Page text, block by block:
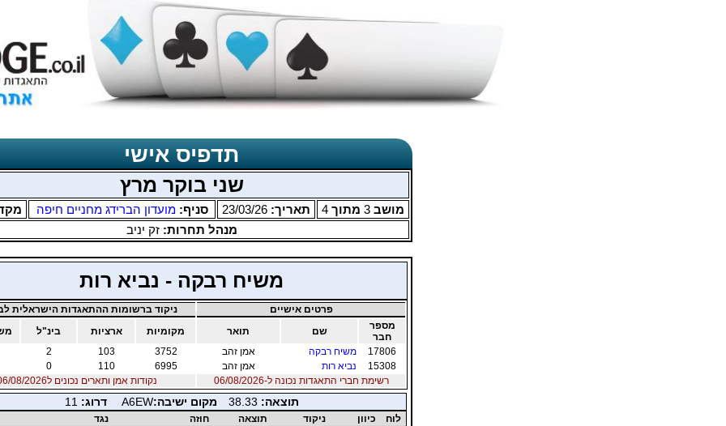
תדפיס אישי
שני בוקר מרץ
מושב 3 מתוך 4 תאריך: 23/03/26 סניף:מועדון הברידג מחניים חיפה
מנהל תחרות:זק יניב
משיח רבקה - נביא רות
פרטים אישיים
ניקוד ברשומות ההתאגדות הישראלית
מספר
חבר
שם תואר מקומיות ארציות בינ"ל
17806
משיח רבקה אמן זהב 3752
103
2
15308
נביא רות אמן זהב 6995
110
0
רשימת חברי התאגדות נכונה ל-06/08/2026
נקודות אמן ותארים נכונים ל06/08/2026
תוצאה: 38.33 מקום ישיבה:A6EW דרוג: 11
לוח כיוון ניקוד תוצאה חוזה
נגד